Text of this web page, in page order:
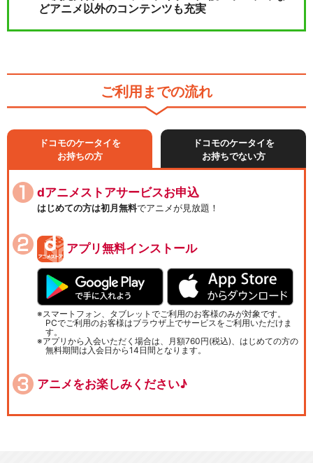
どアニメ以外のコンテンツも充実
ご利用までの流れ
ドコモのケータイを
お持ちの方
ドコモのケータイを
お持ちでない方
dアニメストアサービスお申込
はじめての方は初月無料でアニメが見放題！
アプリ無料インストール
スマートフォン、タブレットでご利用のお客様のみが対象です。
PCでご利用のお客様はブラウザ上でサービスをご利用いただけま
す。
アプリから入会いただく場合は、月額760円(税込)、はじめての方の
無料期間は入会日から14日間となります。
アニメをお楽しみください♪